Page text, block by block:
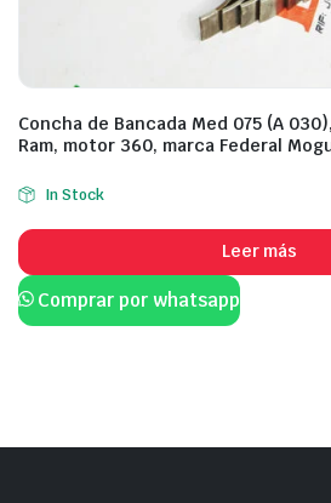
Concha de Bancada Med 075 (A
Ram, motor 360, marca Federal
In Stock
Leer más
Comprar por whatsapp